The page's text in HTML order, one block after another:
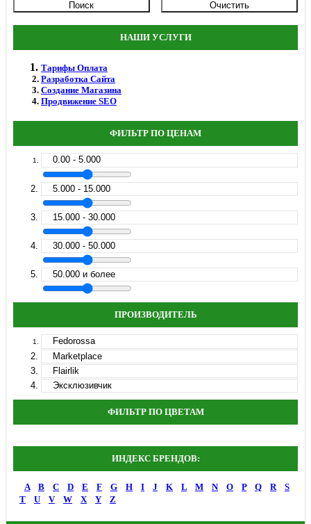
НАШИ УСЛУГИ
Тарифы Оплата
Разработка Сайта
Создание Магазина
Продвижение SEO
ФИЛЬТР ПО ЦЕНАМ
0.00 - 5.000
5.000 - 15.000
15.000 - 30.000
30.000 - 50.000
50.000 и более
ПРОИЗВОДИТЕЛЬ
Fedorossa
Marketplace
Flairlik
Эксклюзивчик
ФИЛЬТР ПО ЦВЕТАМ
ИНДЕКС БРЕНДОВ:
A B C D E F G H I J K L M N O P Q R
S
T
U V W X Y Z